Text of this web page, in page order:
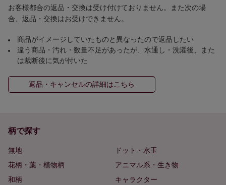
お客様都合の返品・交換は受け付けておりません。また次の場
合、返品・交換はお受けできません。
商品がイメージしていたものと異なったので返品したい
違う商品・汚れ・数量不足があったが、水通し・洗濯後、また
は裁断後に気が付いた
返品・キャンセルの詳細はこちら
柄で探す
無地
ドット・水玉
花柄・葉・植物柄
アニマル系・生き物
和柄
キャラクター